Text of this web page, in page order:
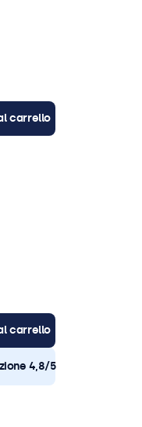
carrello
carrello
4,8/5